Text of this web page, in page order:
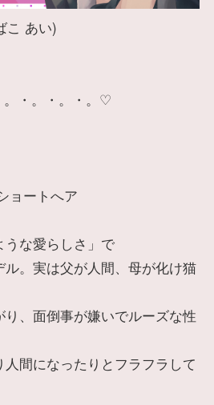
こ あい)
・。・。・。♡
ョートへア
うな愛らしさ」で
。実は父が人間、母が化け猫
、面倒事が嫌いでルーズな性
間になったりとフラフラして